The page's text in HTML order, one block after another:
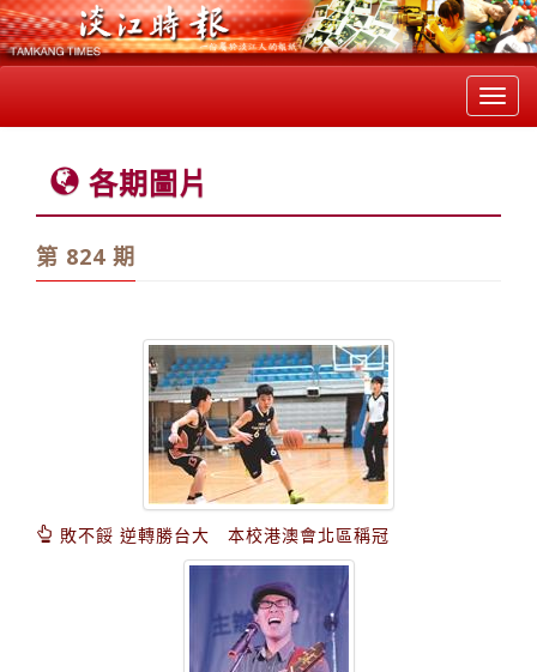
各期圖片
第 824 期
敗不餒 逆轉勝台大 本校港澳會北區稱冠